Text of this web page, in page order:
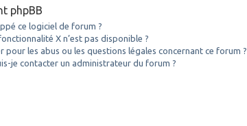
phpBB
ce logiciel de forum ?
X n’est pas disponible ?
pour les abus ou les questions légales concernant ce forum ?
je contacter un administrateur du forum ?